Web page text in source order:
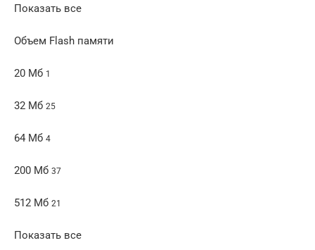
Показать все
Объем Flash памяти
20 Мб 1
32 Мб 25
64 Мб 4
200 Мб 37
512 Мб 21
Показать все